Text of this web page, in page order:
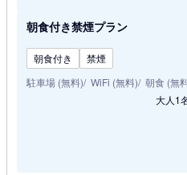
朝食付き禁煙プラン
朝食付き
禁煙
駐車場 (無料) WiFi (無料) 朝食 (無
大人1